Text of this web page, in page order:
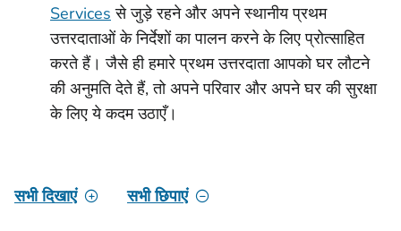
Services से जुड़े रहने और अपने स्थानीय प्रथम
उत्तरदाताओं के निर्देशों का पालन करने के लिए प्रोत्साहित
करते हैं। जैसे ही हमारे प्रथम उत्तरदाता आपको घर लौटने
की अनुमति देते हैं, तो अपने परिवार और अपने घर की सुरक्षा
के लिए ये कदम उठाएँ।
सभी दिखाएं सभी छिपाएं